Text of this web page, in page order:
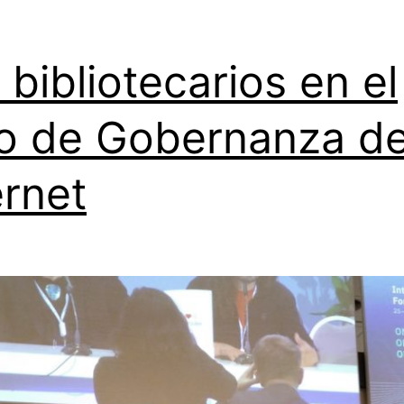
bibliotecarios en el
de Gobernanza